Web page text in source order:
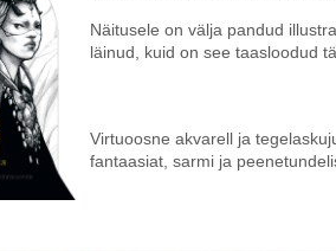
Näitusele on välja pandud
läinud, kuid on see taasloodud
Virtuoosne akvarell ja
fantaasiat, sarmi ja